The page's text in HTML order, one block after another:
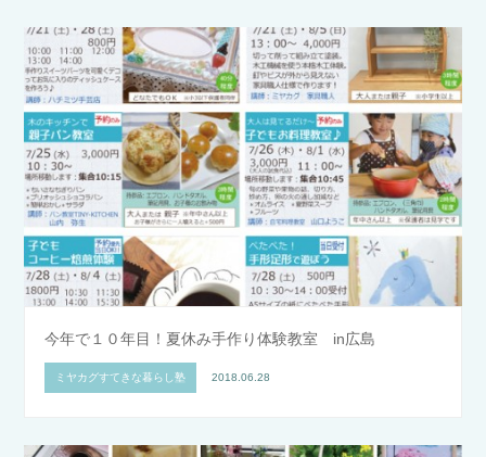
今年で１０年目！夏休み手作り体験教室 in広島
ミヤカグすてきな暮らし塾 2018.06.28